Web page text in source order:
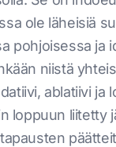
ole läheisiä
pohjoisessa ja
niistä
ablatiivi
loppuun liitetty